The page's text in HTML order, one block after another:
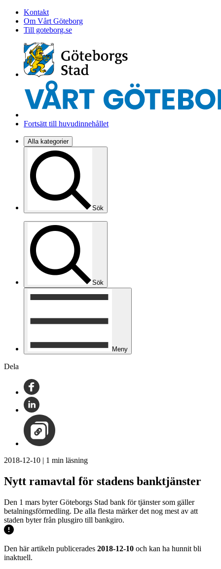
Kontakt
Om Vårt Göteborg
Till goteborg.se
Fortsätt till huvudinnehållet
Alla kategorier
Sök
Sök
Meny
Dela
2018-12-10 | 1 min läsning
Nytt ramavtal för stadens banktjänster
Den 1 mars byter Göteborgs Stad bank för tjänster som gäller
betalningsförmedling. De alla flesta märker det nog mest av att
staden byter från plusgiro till bankgiro.
Den här artikeln publicerades 2018-12-10 och kan ha hunnit bli
inaktuell.